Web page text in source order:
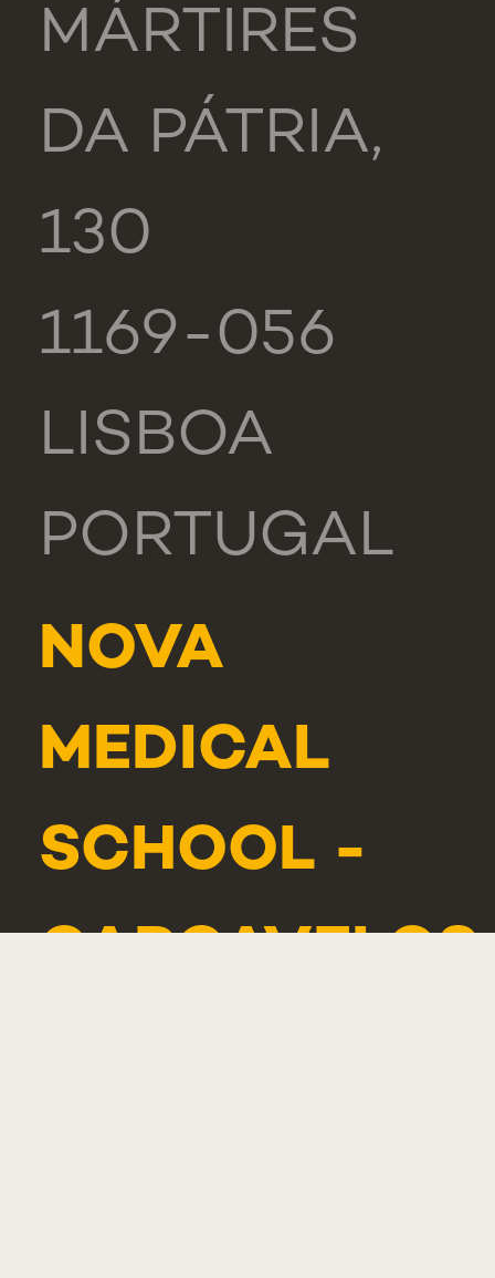
MÁRTIRES
DA PÁTRIA,
130
1169-056
LISBOA
PORTUGAL
NOVA
MEDICAL
SCHOOL -
CARCAVELOS